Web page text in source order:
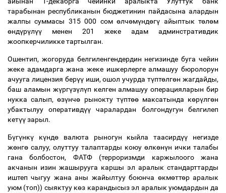
тарабынан республиканын бюджетинин пайдасына алардын
жалпы суммасы 315 000 сомөлчөмүндөгү айыптык төлөм
өндүрүлүү менен 201 жеке адам админстративдик
жоопкерчиликке тартылган.
Ошентип, жогоруда белгиленгендердин негизинде буга чейин
жеке адамдарга жана жеке ишкерлерге алмашуу бюролорун
ачууга лицензия берүүиши, ошол учурда түптөлгөн жагдайды,
баш аламын жүргүзүлүп келген алмашуу операцияларын бир
нукка салып,өзүнчө рынокту түптөөмаксатында көрүлгөн
убактылуу оперативдүү чаралардан болгондугун белгилеп
кетүүзарыл.
Бүгүнкү күндөвалюта рыногун кыйла таасирдүү негизде
жөнгө салуу, олуттуу талаптарды коюу өлкөнүн ички талабы
гана болбостон, ФАТФ (терроризмди каржылоого жана
акчанын изин жашырууга каршы эл аралык стандарттарды
иштеп чыгуу жана аны жайылтуу боюнча өкмөттөр аралык
уюм (топ)) сыяктуу көз карандысыз эл аралык уюмдардын да